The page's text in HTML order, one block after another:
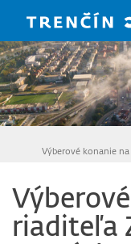
Výberové konanie
riaditeľa